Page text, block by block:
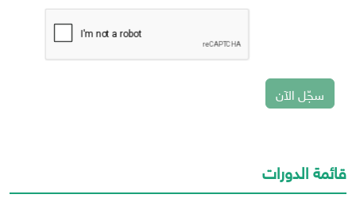
سجّل الآن
قائمة الدورات